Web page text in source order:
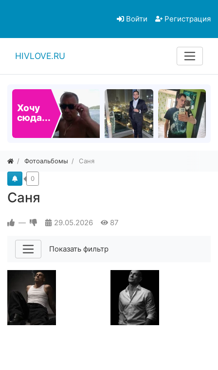
Войти Регистрация
HIVLOVE.RU
Хочу
сюда...
Фотоальбомы Саня
Саня
0
— 29.05.2026 87
Показать фильтр